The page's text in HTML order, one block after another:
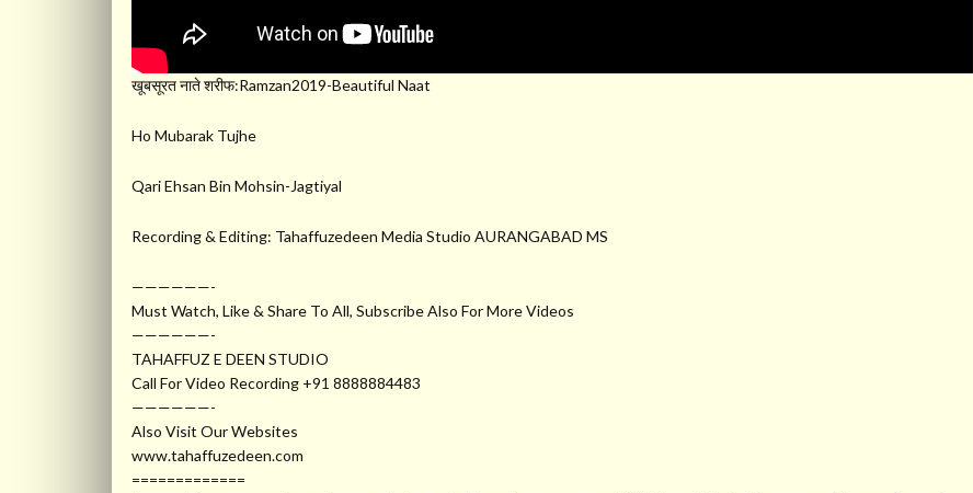
खूबसूरत नाते शरीफ:Ramzan2019-Beautiful Naat
Ho Mubarak Tujhe
Qari Ehsan Bin Mohsin-Jagtiyal
Recording & Editing: Tahaffuzedeen Media Studio AURANGABAD MS
——————-
Must Watch, Like & Share To All, Subscribe Also For More Videos
——————-
TAHAFFUZ E DEEN STUDIO
Call For Video Recording +91 8888884483
——————-
Also Visit Our Websites
www.tahaffuzedeen.com
=============